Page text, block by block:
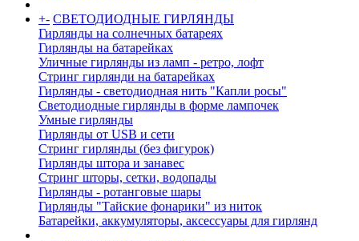
+- СВЕТОДИОДНЫЕ ГИРЛЯНДЫ
Гирлянды на солнечных батареях
Гирлянды на батарейках
Уличные гирлянды из ламп - ретро, лофт
Стринг гирлянди на батарейках
Гирлянды - светодиодная нить "Капли росы"
Светодиодные гирлянды в форме лампочек
Умные гирлянды
Гирлянды от USB и сети
Стринг гирлянды (без фигурок)
Гирлянды штора и занавес
Стринг шторы, сетки, водопады
Гирлянды - ротанговые шары
Гирлянды "Тайские фонарики" из ниток
Батарейки, аккумуляторы, аксессуары для гирлянд